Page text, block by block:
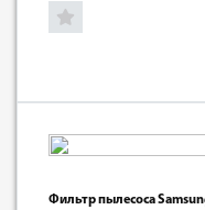
Фильтр пылесоса